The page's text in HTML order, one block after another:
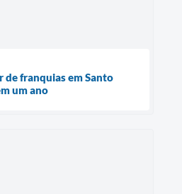
franquias em Santo
um ano